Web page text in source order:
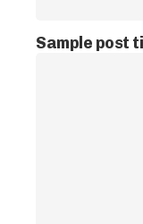
Sample post